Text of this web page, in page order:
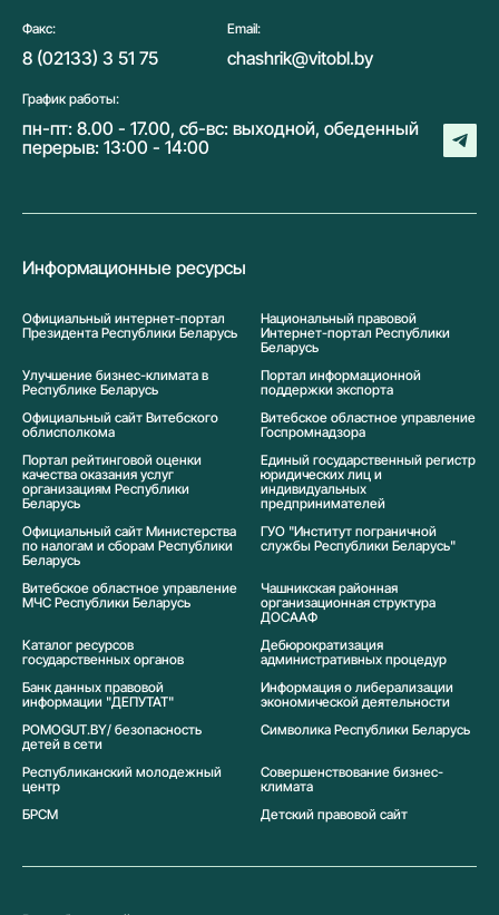
Факс:
8 (02133) 3 51 75
Email:
chashrik@vitobl.by
График работы:
пн-пт: 8.00 - 17.00, сб-вс: выходной, обеденный
перерыв: 13:00 - 14:00
Информационные ресурсы
Официальный интернет-портал
Президента Республики Беларусь
Национальный правовой
Интернет-портал Республики
Беларусь
Улучшение бизнес-климата в
Республике Беларусь
Портал информационной
поддержки экспорта
Официальный сайт Витебского
облисполкома
Витебское областное управление
Госпромнадзора
Портал рейтинговой оценки
качества оказания услуг
организациям Республики
Беларусь
Единый государственный регистр
юридических лиц и
индивидуальных
предпринимателей
Официальный сайт Министерства
по налогам и сборам Республики
Беларусь
ГУО "Институт пограничной
службы Республики Беларусь"
Витебское областное управление
МЧС Республики Беларусь
Чашникская районная
организационная структура
ДОСААФ
Каталог ресурсов
государственных органов
Дебюрократизация
административных процедур
Банк данных правовой
информации "ДЕПУТАТ"
Информация о либерализации
экономической деятельности
POMOGUT.BY/ безопасность
детей в сети
Символика Реcпублики Беларусь
Республиканский молодежный
центр
Совершенствование бизнес-
климата
БРСМ
Детский правовой сайт